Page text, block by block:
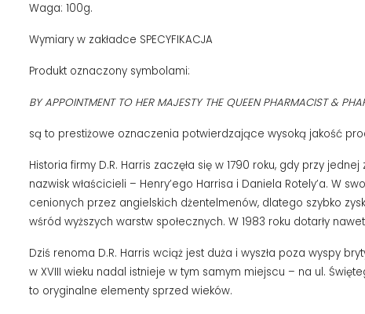
Waga: 100g.
Wymiary w zakładce SPECYFIKACJA
Produkt oznaczony symbolami:
BY APPOINTMENT TO HER MAJESTY THE QUEEN PHARMACIST &
są to prestiżowe oznaczenia potwierdzające wysoką jakość
Historia firmy D.R. Harris zaczęła się w 1790 roku, gdy przy
nazwisk właścicieli – Henry’ego Harrisa i Daniela Rotely’a. W
cenionych przez angielskich dżentelmenów, dlatego szybko
wśród wyższych warstw społecznych. W 1983 roku dotarły
Dziś renoma D.R. Harris wciąż jest duża i wyszła poza wyspy
w XVIII wieku nadal istnieje w tym samym miejscu – na ul.
to oryginalne elementy sprzed wieków.